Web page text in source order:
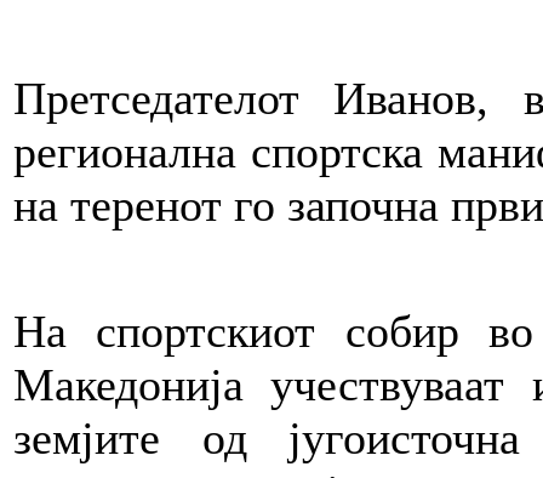
Претседателот
регионална спортска
на теренот го започна
На спортскиот собир
Македонија
земјите од